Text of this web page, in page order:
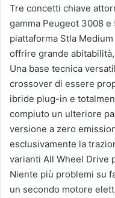
Tre concetti chiave
gamma Peugeot 3008
piattaforma Stla
offrire grande
Una base tecnica
crossover di essere
ibride plug-in e
compiuto un ulteriore
versione a zero
esclusivamente la
varianti All Wheel Drive
Niente più problemi su
un secondo motore